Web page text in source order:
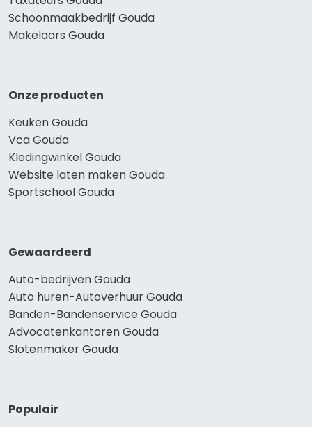
Schoonmaakbedrijf Gouda
Makelaars Gouda
Onze producten
Keuken Gouda
Vca Gouda
Kledingwinkel Gouda
Website laten maken Gouda
Sportschool Gouda
Gewaardeerd
Auto-bedrijven Gouda
Auto huren-Autoverhuur Gouda
Banden-Bandenservice Gouda
Advocatenkantoren Gouda
Slotenmaker Gouda
Populair